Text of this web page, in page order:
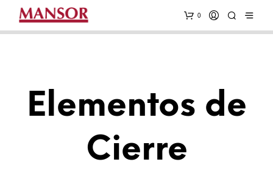
GRUPO KALLAY
0
Elementos de
Cierre